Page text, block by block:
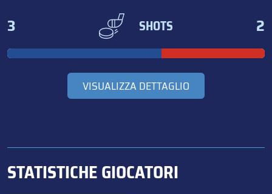
3 SHOTS 2
VISUALIZZA DETTAGLIO
STATISTICHE GIOCATORI